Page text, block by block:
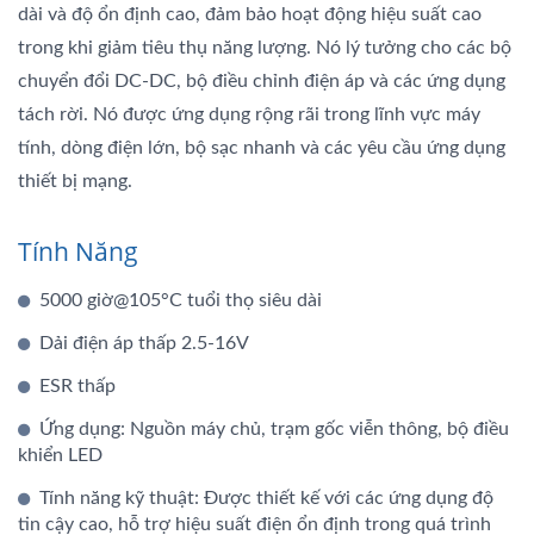
dài và độ ổn định cao, đảm bảo hoạt động hiệu suất cao
trong khi giảm tiêu thụ năng lượng. Nó lý tưởng cho các bộ
chuyển đổi DC-DC, bộ điều chỉnh điện áp và các ứng dụng
tách rời. Nó được ứng dụng rộng rãi trong lĩnh vực máy
tính, dòng điện lớn, bộ sạc nhanh và các yêu cầu ứng dụng
thiết bị mạng.
Tính Năng
5000 giờ@105°C tuổi thọ siêu dài
Dải điện áp thấp 2.5-16V
ESR thấp
Ứng dụng: Nguồn máy chủ, trạm gốc viễn thông, bộ điều
khiển LED
Tính năng kỹ thuật: Được thiết kế với các ứng dụng độ
tin cậy cao, hỗ trợ hiệu suất điện ổn định trong quá trình